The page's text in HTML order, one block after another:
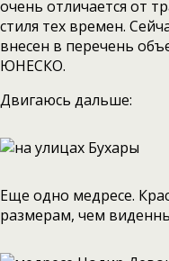
очень отличается от
стиля тех времен.
внесен в перечень
ЮНЕСКО.
Двигаюсь дальше:
Еще одно медресе.
размерам, чем